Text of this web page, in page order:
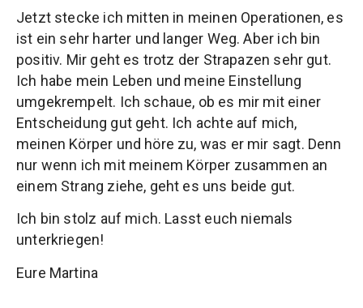
Jetzt stecke ich mitten in meinen Operationen, es
ist ein sehr harter und langer Weg. Aber ich bin
positiv. Mir geht es trotz der Strapazen sehr gut.
Ich habe mein Leben und meine Einstellung
umgekrempelt. Ich schaue, ob es mir mit einer
Entscheidung gut geht. Ich achte auf mich,
meinen Körper und höre zu, was er mir sagt. Denn
nur wenn ich mit meinem Körper zusammen an
einem Strang ziehe, geht es uns beide gut.
Ich bin stolz auf mich. Lasst euch niemals
unterkriegen!
Eure Martina